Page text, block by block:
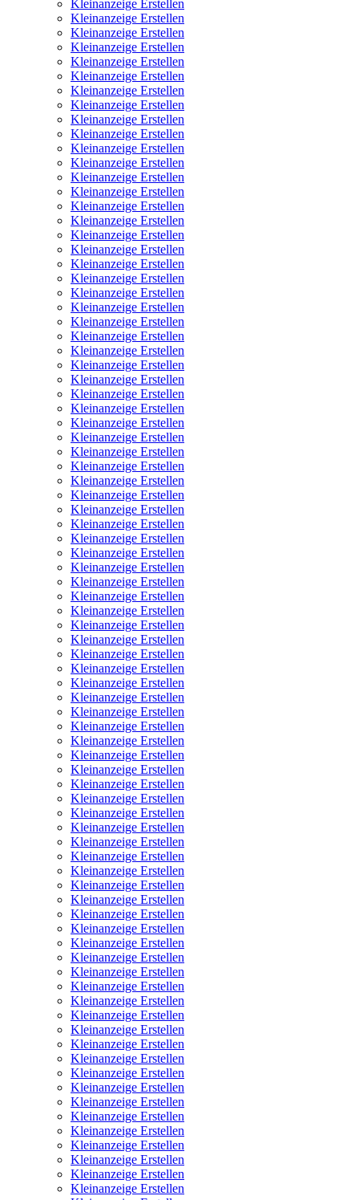
Kleinanzeige Erstellen
Kleinanzeige Erstellen
Kleinanzeige Erstellen
Kleinanzeige Erstellen
Kleinanzeige Erstellen
Kleinanzeige Erstellen
Kleinanzeige Erstellen
Kleinanzeige Erstellen
Kleinanzeige Erstellen
Kleinanzeige Erstellen
Kleinanzeige Erstellen
Kleinanzeige Erstellen
Kleinanzeige Erstellen
Kleinanzeige Erstellen
Kleinanzeige Erstellen
Kleinanzeige Erstellen
Kleinanzeige Erstellen
Kleinanzeige Erstellen
Kleinanzeige Erstellen
Kleinanzeige Erstellen
Kleinanzeige Erstellen
Kleinanzeige Erstellen
Kleinanzeige Erstellen
Kleinanzeige Erstellen
Kleinanzeige Erstellen
Kleinanzeige Erstellen
Kleinanzeige Erstellen
Kleinanzeige Erstellen
Kleinanzeige Erstellen
Kleinanzeige Erstellen
Kleinanzeige Erstellen
Kleinanzeige Erstellen
Kleinanzeige Erstellen
Kleinanzeige Erstellen
Kleinanzeige Erstellen
Kleinanzeige Erstellen
Kleinanzeige Erstellen
Kleinanzeige Erstellen
Kleinanzeige Erstellen
Kleinanzeige Erstellen
Kleinanzeige Erstellen
Kleinanzeige Erstellen
Kleinanzeige Erstellen
Kleinanzeige Erstellen
Kleinanzeige Erstellen
Kleinanzeige Erstellen
Kleinanzeige Erstellen
Kleinanzeige Erstellen
Kleinanzeige Erstellen
Kleinanzeige Erstellen
Kleinanzeige Erstellen
Kleinanzeige Erstellen
Kleinanzeige Erstellen
Kleinanzeige Erstellen
Kleinanzeige Erstellen
Kleinanzeige Erstellen
Kleinanzeige Erstellen
Kleinanzeige Erstellen
Kleinanzeige Erstellen
Kleinanzeige Erstellen
Kleinanzeige Erstellen
Kleinanzeige Erstellen
Kleinanzeige Erstellen
Kleinanzeige Erstellen
Kleinanzeige Erstellen
Kleinanzeige Erstellen
Kleinanzeige Erstellen
Kleinanzeige Erstellen
Kleinanzeige Erstellen
Kleinanzeige Erstellen
Kleinanzeige Erstellen
Kleinanzeige Erstellen
Kleinanzeige Erstellen
Kleinanzeige Erstellen
Kleinanzeige Erstellen
Kleinanzeige Erstellen
Kleinanzeige Erstellen
Kleinanzeige Erstellen
Kleinanzeige Erstellen
Kleinanzeige Erstellen
Kleinanzeige Erstellen
Kleinanzeige Erstellen
Kleinanzeige Erstellen